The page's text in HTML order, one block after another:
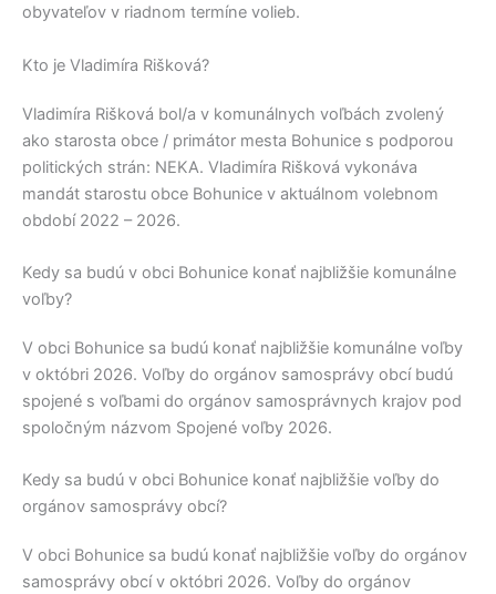
obyvateľov v riadnom termíne volieb.
Kto je Vladimíra Rišková?
Vladimíra Rišková bol/a v komunálnych voľbách zvolený
ako starosta obce / primátor mesta Bohunice s podporou
politických strán: NEKA. Vladimíra Rišková vykonáva
mandát starostu obce Bohunice v aktuálnom volebnom
období 2022 – 2026.
Kedy sa budú v obci Bohunice konať najbližšie komunálne
voľby?
V obci Bohunice sa budú konať najbližšie komunálne voľby
v októbri 2026. Voľby do orgánov samosprávy obcí budú
spojené s voľbami do orgánov samosprávnych krajov pod
spoločným názvom Spojené voľby 2026.
Kedy sa budú v obci Bohunice konať najbližšie voľby do
orgánov samosprávy obcí?
V obci Bohunice sa budú konať najbližšie voľby do orgánov
samosprávy obcí v októbri 2026. Voľby do orgánov